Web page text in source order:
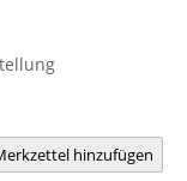
hinzufügen